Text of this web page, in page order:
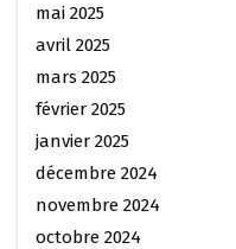
mai 2025
avril 2025
mars 2025
février 2025
janvier 2025
décembre 2024
novembre 2024
octobre 2024